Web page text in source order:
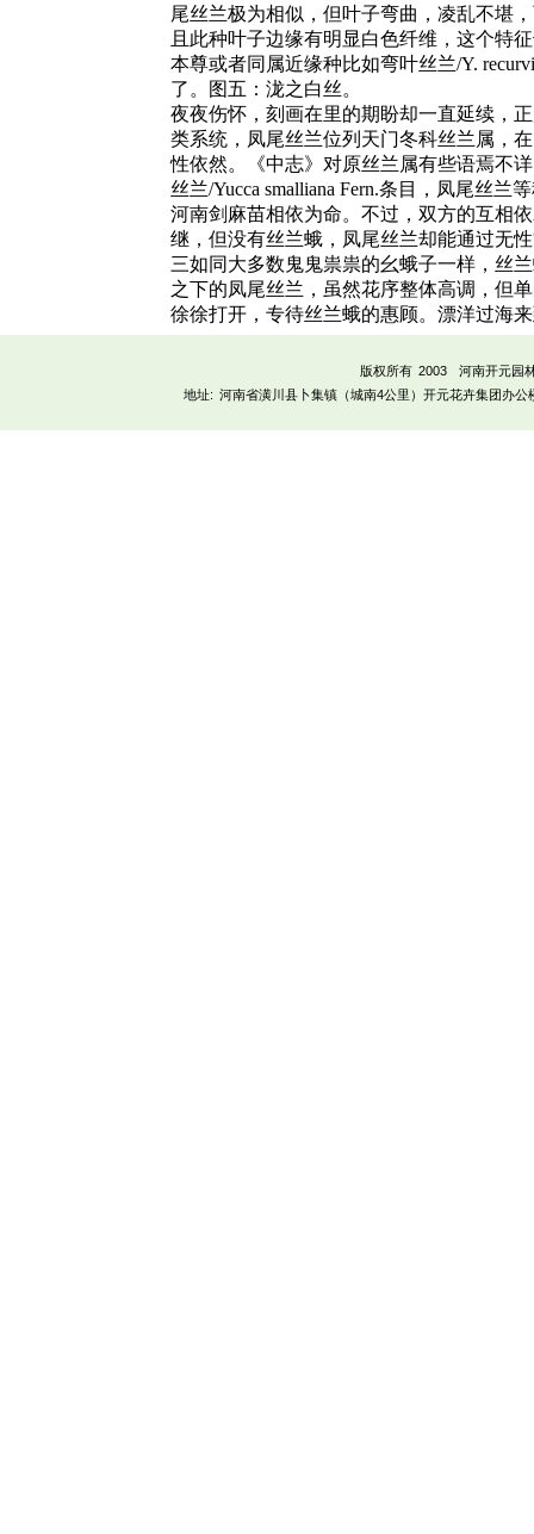
尾丝兰极为相似，但叶子弯曲，凌乱不堪
且此种叶子边缘有明显白色纤维，这个特
本尊或者同属近缘种比如弯叶丝兰/Y.
了。图五：泷之白丝。
夜夜伤怀，刻画在里的期盼却一直延续，
类系统，凤尾丝兰位列天门冬科丝兰属，
性依然。《中志》对原丝兰属有些语焉不
丝兰/Yucca smalliana Fern.条目，凤尾丝
河南剑麻苗相依为命。不过，双方的互相
继，但没有丝兰蛾，凤尾丝兰却能通过无
三如同大多数鬼鬼祟祟的幺蛾子一样，丝
之下的凤尾丝兰，虽然花序整体高调，但
徐徐打开，专待丝兰蛾的惠顾。漂洋过海
版权所有 2003 河南开元园
地址: 河南省潢川县卜集镇（城南4公里）开元花卉集团办公